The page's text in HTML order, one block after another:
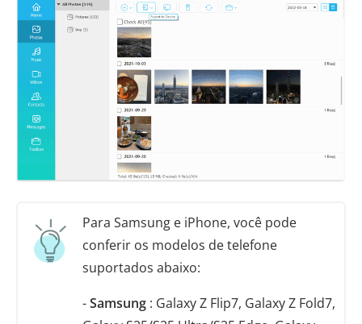
Para Samsung e iPhone, você pode
conferir os modelos de telefone
suportados abaixo:
-Samsung : Galaxy Z Flip7, Galaxy Z Fold7,